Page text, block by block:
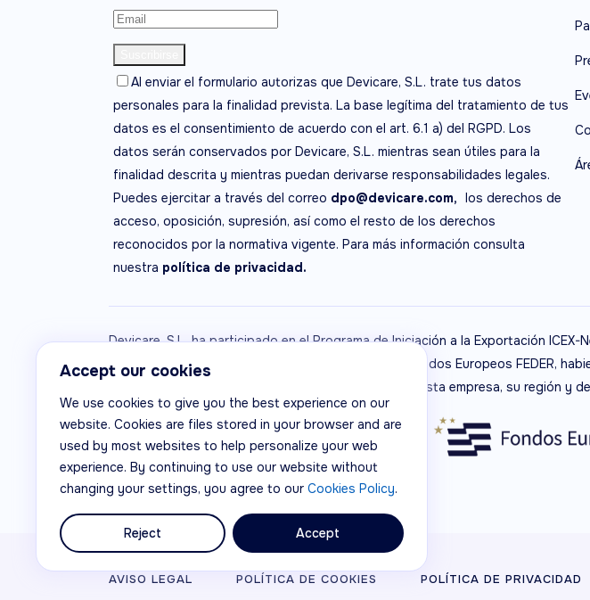
Accept our cookies
We use cookies to give you the best experience on our
website. Cookies are files stored in your browser and are
used by most websites to help personalize your web
experience. By continuing to use our website without
changing your settings, you agree to our Cookies Policy.
Reject Accept
Al enviar el formulario autorizas que Devicare, S.L. trate tus datos
personales para la finalidad prevista. La base legítima del tratamiento de tus
datos es el consentimiento de acuerdo con el art. 6.1 a) del RGPD. Los
datos serán conservados por Devicare, S.L. mientras sean útiles para la
finalidad descrita y mientras puedan derivarse responsabilidades legales.
Puedes ejercitar a través del correo dpo@devicare.com, los derechos de
acceso, oposición, supresión, así como el resto de los derechos
reconocidos por la normativa vigente. Para más información consulta
nuestra política de privacidad.
Devicare, S.L. ha participado en el Programa de Iniciación a la Exportación ICEX-
apoyo de ICEX, así como con la cofinanciación de Fondos Europeos FEDER,
medida de los mismos, al crecimiento económico de esta empresa, su región y
AVISO LEGAL POLÍTICA DE COOKIES POLÍTICA DE PRIVACIDAD